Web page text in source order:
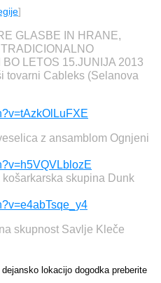
]
GLASBE IN HRANE,
LETOS 15.JUNIJA 2013
tovarni Cableks (Selanova
z ansamblom Ognjeni
košarkarska skupina Dunk
skupnost Savlje Kleče
lokacijo dogodka preberite